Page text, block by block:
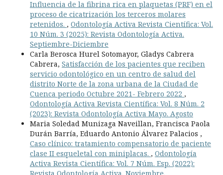
Influencia de la fibrina rica en plaquetas (PRF) en el
proceso de cicatrización los terceros molares
retenidos. , Odontología Activa Revista Científica: Vol.
10 Núm. 3 (2025): Revista Odontología Activa.
Septiembre-Diciembre
Carla Berosca Hurel Sotomayor, Gladys Cabrera
Cabrera, Satisfacción de los pacientes que reciben
servicio odontológico en un centro de salud del
distrito Norte de la zona urbana de la Ciudad de
Cuenca periodo Octubre 2021- Febrero 2022 ,
Odontología Activa Revista Científica: Vol. 8 Núm. 2
(2023): Revista Odontología Activa Mayo. Agosto
Maria Soledad Munizaga Naveillan, Francisca Paola
Durán Barría, Eduardo Antonio Álvarez Palacios ,
Caso clínico: tratamiento compensatorio de paciente
clase II esqueletal con miniplacas. , Odontología
Activa Revista Científica: Vol. 7 Núm. Esp. (2022):